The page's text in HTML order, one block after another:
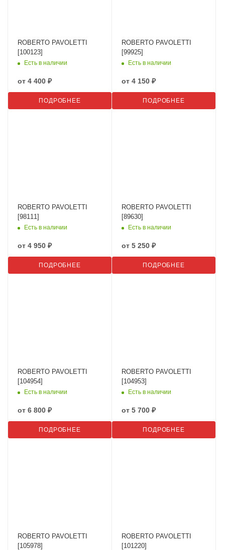
ROBERTO PAVOLETTI
[100123]
Есть в наличии
от 4 400 ₽
ПОДРОБНЕЕ
ROBERTO PAVOLETTI
[99925]
Есть в наличии
от 4 150 ₽
ПОДРОБНЕЕ
ROBERTO PAVOLETTI
[98111]
Есть в наличии
от 4 950 ₽
ПОДРОБНЕЕ
ROBERTO PAVOLETTI
[89630]
Есть в наличии
от 5 250 ₽
ПОДРОБНЕЕ
ROBERTO PAVOLETTI
[104954]
Есть в наличии
от 6 800 ₽
ПОДРОБНЕЕ
ROBERTO PAVOLETTI
[104953]
Есть в наличии
от 5 700 ₽
ПОДРОБНЕЕ
ROBERTO PAVOLETTI
[105978]
ROBERTO PAVOLETTI
[101220]